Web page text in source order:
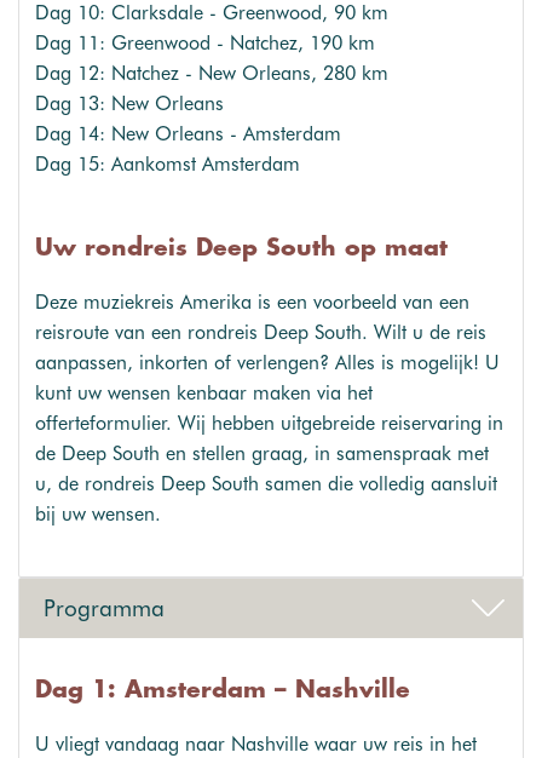
Dag 10: Clarksdale - Greenwood, 90 km
Dag 11: Greenwood - Natchez, 190 km
Dag 12: Natchez - New Orleans, 280 km
Dag 13: New Orleans
Dag 14: New Orleans - Amsterdam
Dag 15: Aankomst Amsterdam
Uw rondreis Deep South op maat
Deze muziekreis Amerika is een voorbeeld van een
reisroute van een rondreis Deep South. Wilt u de reis
aanpassen, inkorten of verlengen? Alles is mogelijk! U
kunt uw wensen kenbaar maken via het
offerteformulier. Wij hebben uitgebreide reiservaring in
de Deep South en stellen graag, in samenspraak met
u, de rondreis Deep South samen die volledig aansluit
bij uw wensen.
Programma
Dag 1: Amsterdam – Nashville
U vliegt vandaag naar Nashville waar uw reis in het